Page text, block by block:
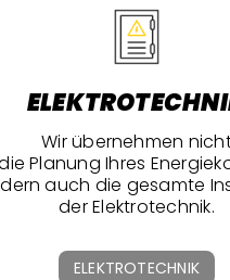
Wir übernehmen
Planung Ihres
auch die gesamte
der Elektrotechnik.
ELEKTROTECHNIK